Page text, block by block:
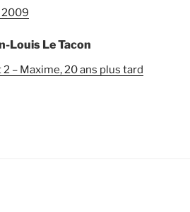
2009
Louis Le Tacon
2 – Maxime, 20 ans plus tard